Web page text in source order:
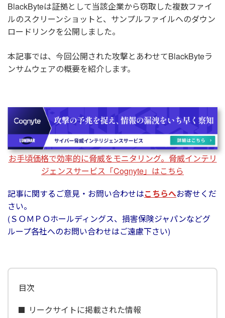
BlackByteは証拠として当該企業から窃取した複数ファイ
ルのスクリーンショットと、サンプルファイルへのダウン
ロードリンクを公開しました。
本記事では、今回公開された攻撃とあわせてBlackByteラ
ンサムウェアの概要を紹介します。
お手頃価格で効率的に脅威をモニタリング。脅威インテリ
ジェンスサービス「Cognyte」はこちら
記事に関するご意見・お問い合わせはこちらへお寄せくだ
さい。
(ＳＯＭＰＯホールディングス、損害保険ジャパンなどグ
ループ各社へのお問い合わせはご遠慮下さい)
目次
リークサイトに掲載された情報